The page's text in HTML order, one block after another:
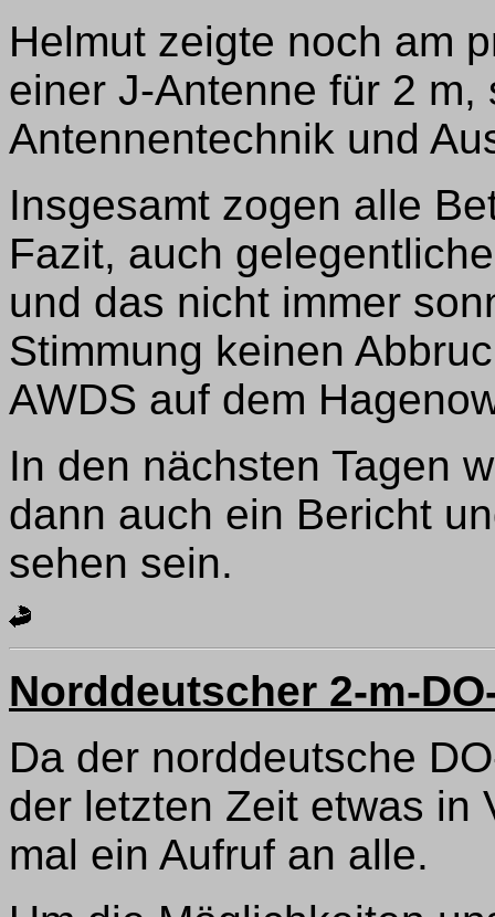
Helmut zeigte noch am
einer J-Antenne für 2 m,
Antennentechnik und
Insgesamt zogen alle
Fazit, auch
und das nicht immer
Stimmung keinen
AWDS auf dem
In den nächsten Tagen
dann auch ein Bericht
sehen sein.
Norddeutscher 2-m-
Da der norddeutsche
der letzten Zeit etwas in
mal ein Aufruf an alle.